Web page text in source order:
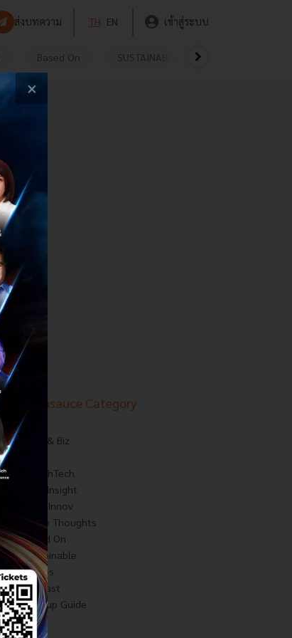
ส่งบทความ TH EN เข้าสู่ระบบ
Based On SUSTAINABLE
Techsauce Category
News
Tech & Biz
HealthTech
Exec Insight
Corp Innov
Saucy Thoughts
Based On
Sustainable
Videos
Podcast
Startup Guide
×